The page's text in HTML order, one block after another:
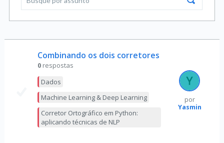
Combinando os dois corretores
0 respostas
Dados
Machine Learning & Deep Learning
Corretor Ortográfico em Python:
aplicando técnicas de NLP
por
Yasmin